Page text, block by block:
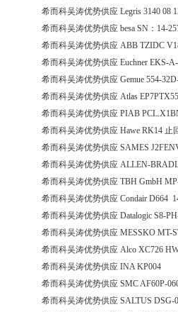
希而科吴涛优势供应 Legris 3140 08
希而科吴涛优势供应 besa SN：14-
希而科吴涛优势供应 ABB TZIDC
希而科吴涛优势供应 Euchner EKS-
希而科吴涛优势供应 Gemue 554-
希而科吴涛优势供应 Atlas
希而科吴涛优势供应 PIAB
希而科吴涛优势供应 Hawe RK14 止
希而科吴涛优势供应 SAMES
希而科吴涛优势供应 ALLEN-
希而科吴涛优势供应 TBH GmbH
希而科吴涛优势供应 Condair D664
希而科吴涛优势供应 Datalogic S8-
希而科吴涛优势供应 MESSKO
希而科吴涛优势供应 Alco XC726
希而科吴涛优势供应 INA KP004
希而科吴涛优势供应 SMC AF60P-
希而科吴涛优势供应 SALTUS